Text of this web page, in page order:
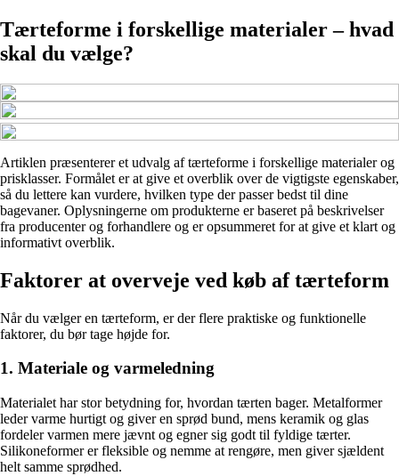
Tærteforme i forskellige materialer – hvad
skal du vælge?
Artiklen præsenterer et udvalg af tærteforme i forskellige materialer og
prisklasser. Formålet er at give et overblik over de vigtigste egenskaber,
så du lettere kan vurdere, hvilken type der passer bedst til dine
bagevaner. Oplysningerne om produkterne er baseret på beskrivelser
fra producenter og forhandlere og er opsummeret for at give et klart og
informativt overblik.
Faktorer at overveje ved køb af tærteform
Når du vælger en tærteform, er der flere praktiske og funktionelle
faktorer, du bør tage højde for.
1. Materiale og varmeledning
Materialet har stor betydning for, hvordan tærten bager. Metalformer
leder varme hurtigt og giver en sprød bund, mens keramik og glas
fordeler varmen mere jævnt og egner sig godt til fyldige tærter.
Silikoneformer er fleksible og nemme at rengøre, men giver sjældent
helt samme sprødhed.